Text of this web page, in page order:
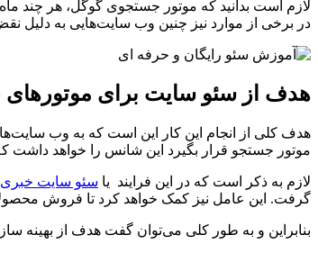
لازم است بدانید که موتور جستجوی گوگل، هر چند
در برخی از موارد نیز چنین وب سایت‌هایی به دلیل
هدف از سئو سایت برای
هدف کلی از انجام این کار این است که به وب
موتور جستجو قرار بگیرد این شانس را خواهد داشت
لازم به ذکر است که در این فرایند یا سئو سایت خبری
گرفت. این عامل نیز کمک خواهد کرد تا فروش
بنابراین و به طور کلی می‌توان گفت هدف از